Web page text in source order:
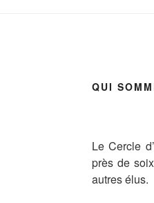
QUI
Le Cercle
près de
autres élus.